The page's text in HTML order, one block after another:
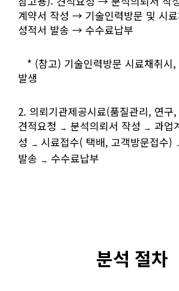
계약서 작성 → 기술인력방문 및 시
성적서 발송 → 수수료납부
* (참고) 기술인력방문 시료채취시,
발생
2. 의뢰기관제공시료(품질관리, 연구
견적요청 → 분석의뢰서 작성 → 과업
성 → 시료접수( 택배, 고객방문접수)
발송 → 수수료납부
분석 절차